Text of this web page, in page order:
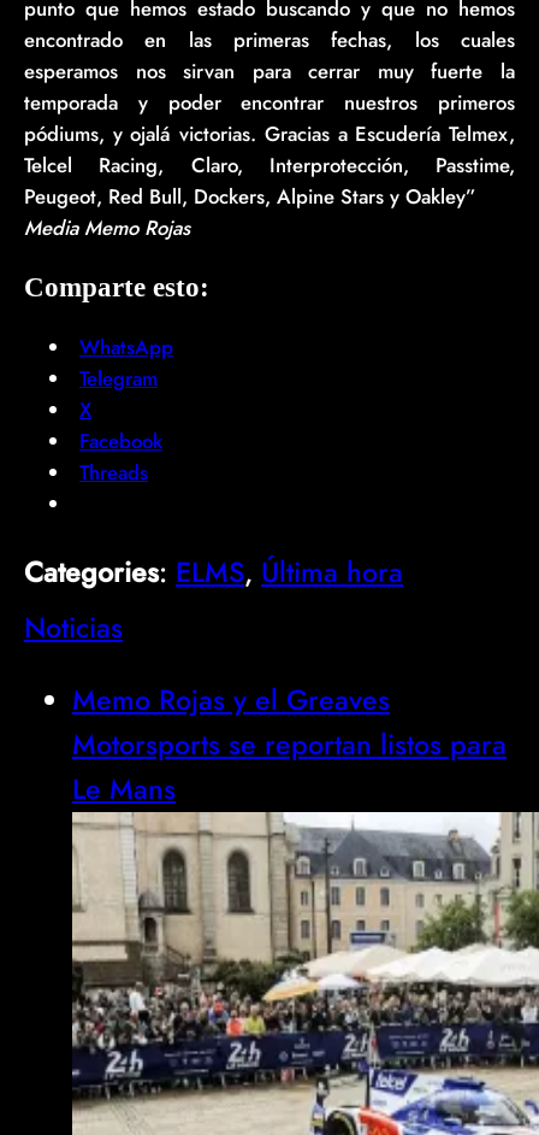
punto que hemos estado buscando y que no hemos
encontrado en las primeras fechas, los cuales
esperamos nos sirvan para cerrar muy fuerte la
temporada y poder encontrar nuestros primeros
pódiums, y ojalá victorias. Gracias a Escudería Telmex,
Telcel Racing, Claro, Interprotección, Passtime,
Peugeot, Red Bull, Dockers, Alpine Stars y Oakley”
Media Memo Rojas
Comparte esto:
WhatsApp
Telegram
X
Facebook
Threads
Categories: ELMS, Última hora
Noticias
Memo Rojas y el Greaves
Motorsports se reportan listos para
Le Mans